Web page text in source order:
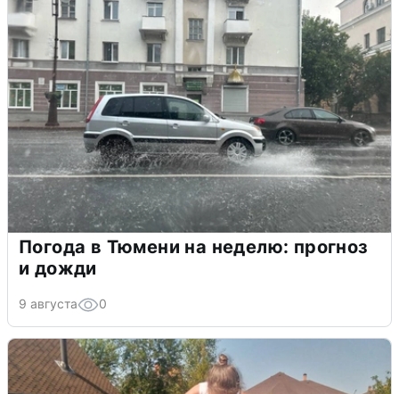
Погода в Тюмени на неделю: прогноз
и дожди
9 августа 0